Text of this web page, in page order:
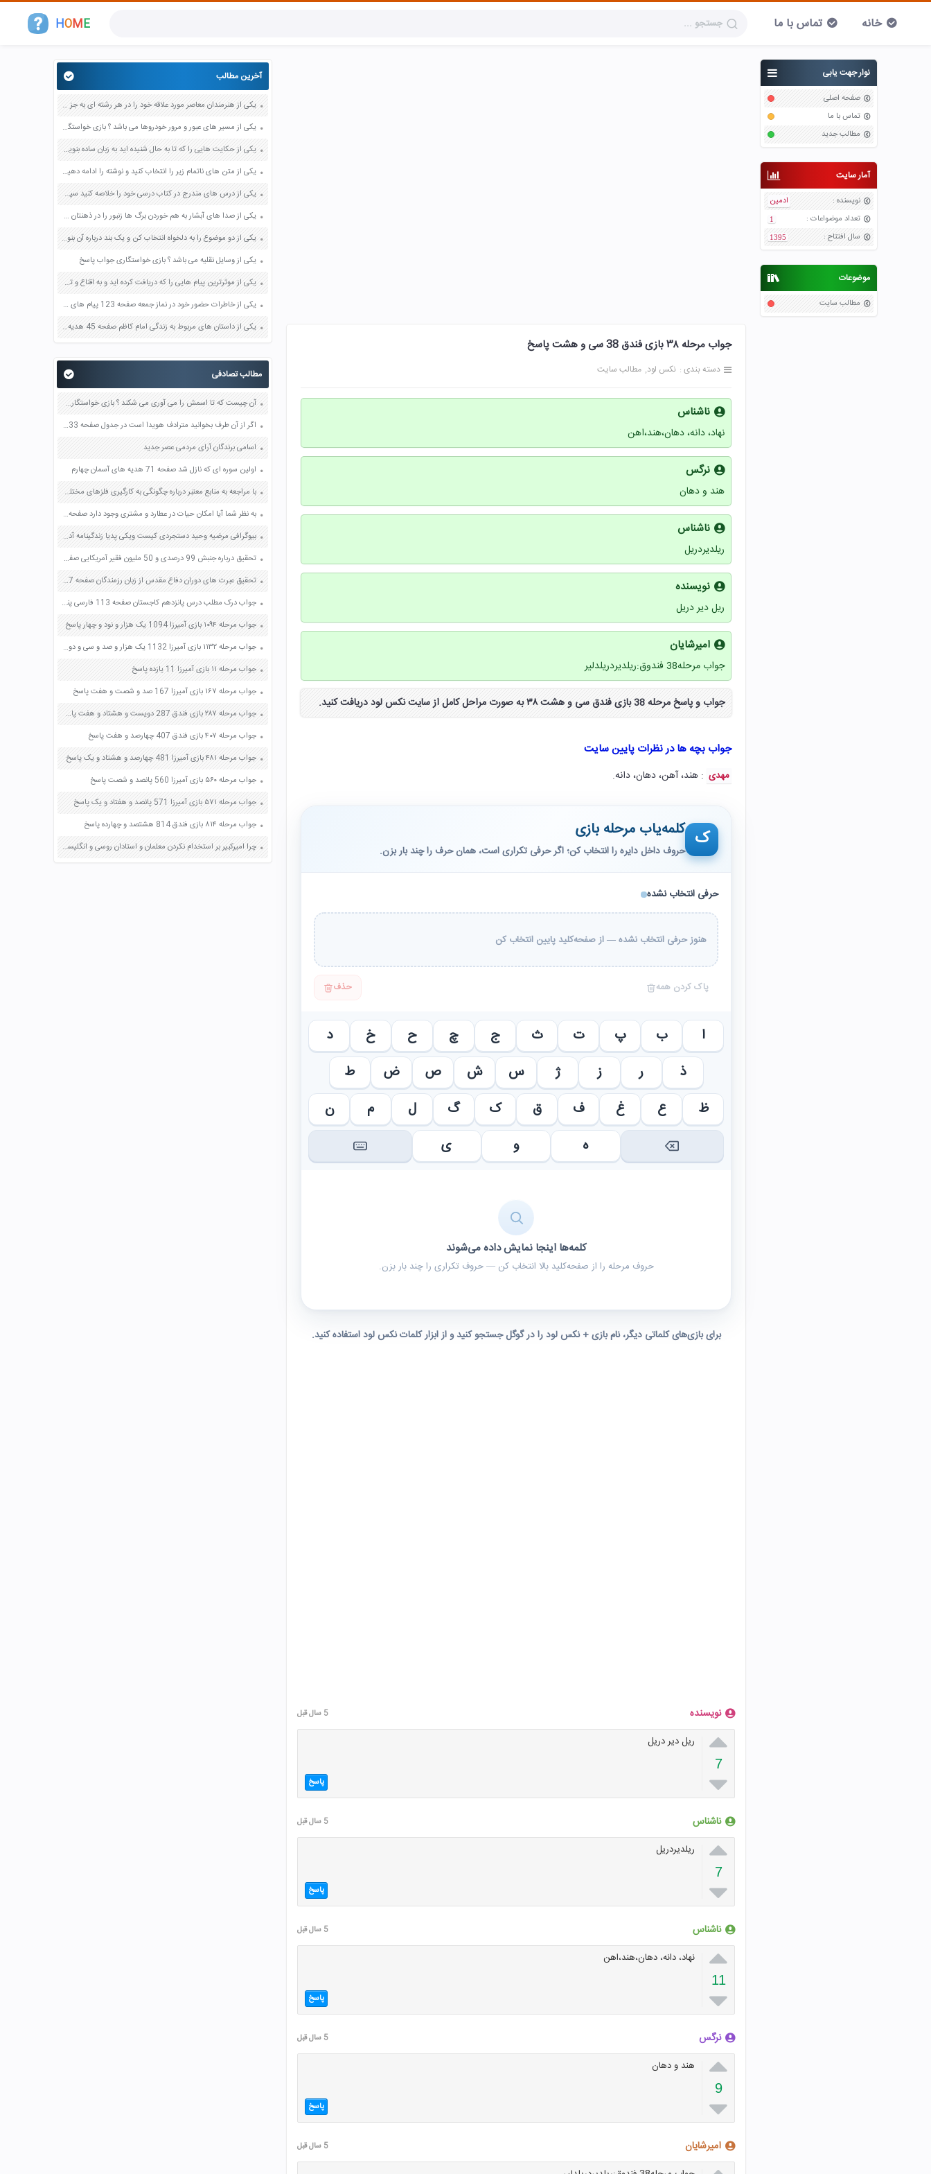
HOME خانه تماس با ما
نوار جهت یابی
صفحه اصلی
تماس با ما
مطالب جدید
آمار سایت
نویسنده :
ادمین
تعداد موضواعات :
1
سال افتتاح :
1395
موضوعات
مطالب سایت
جواب مرحله ۳۸ بازی فندق 38 سی و هشت پاسخ
دسته بندی : نکس لود مطالب سایت
ناشناس
نهاد، دانه، دهان،هند،اهن
نرگس
هند و دهان
ناشناس
ریلدیردریل
نویسنده
ریل دیر دریل
امیرشایان
جواب مرحله38 فندوق:ریلدیردریلدلیر
جواب و پاسخ مرحله 38 بازی فندق سی و هشت ۳۸ به صورت مراحل کامل از سایت نکس لود دریافت کنید.
جواب بچه ها در نظرات پایین سایت
مهدی : هند، آهن، دهان، دانه.
ک کلمه‌یاب مرحله بازی
حروف داخل دایره را انتخاب کن؛ اگر حرفی تکراری است، همان حرف را چند بار بزن.
حرفی انتخاب نشده
هنوز حرفی انتخاب نشده — از صفحه‌کلید پایین انتخاب کن
پاک کردن همه حذف
ا ب پ ت ث ج چ ح خ
د
ذ
ر ز ژ س ش ص ض
ط
ظ
ع غ ف ق ک گ ل م
ن
ه
و ی
کلمه‌ها اینجا نمایش داده می‌شوند
حروف مرحله را از صفحه‌کلید بالا انتخاب کن — حروف تکراری را چند بار بزن.
برای بازی‌های کلماتی دیگر، نام بازی + نکس لود را در گوگل جستجو کنید و از ابزار کلمات نکس لود استفاده کنید.
نویسنده 5 سال قبل

7

ریل دیر دریل
پاسخ
ناشناس 5 سال قبل

7

ریلدیردریل
پاسخ
ناشناس 5 سال قبل

11

نهاد، دانه، دهان،هند،اهن
پاسخ
نرگس 5 سال قبل

9

هند و دهان
پاسخ
امیرشایان 5 سال قبل
آخرین مطالب
یکی از هنرمندان معاصر مورد علاقه خود را در هر رشته ای به جز عکاسی صفحه 69 فرهنگ و هنر نهم
یکی از مسیر های عبور و مرور خودروها می باشد ؟ بازی خواستگاری جواب پاسخ
یکی از حکایت هایی را که تا به حال شنیده اید به زبان ساده بنویسید صفحه 97 نگارش ششم دبستان
یکی از متن های ناتمام زیر را انتخاب کنید و نوشته را ادامه دهید صفحه 73 و 74 کتاب نگارش فارسی پنجم دبستان
یکی از درس های مندرج در کتاب درسی خود را خلاصه کنید سپس متن خلاصه شده را با بهره گیری از روش های دسته بندی نمودار جدول نقشه مفهومی نشان دهید صفحه 118 نگارش یازدهم
یکی از صدا های آبشار به هم خوردن برگ ها زنبور را در ذهنتان مجسم کنید و درباره آن یک بند بنویسید صفحه 11 نگارش پنجم
یکی از دو موضوع را به دلخواه انتخاب کن و یک بند درباره آن بنویس صفحه 35 کتاب نگارش فارسی سوم
یکی از وسایل نقلیه می باشد ؟ بازی خواستگاری جواب پاسخ
یکی از موثرترین پیام هایی را که دریافت کرده اید و به اقناع و تغییری جدی در شما منجر شده است برسی کنید و علت این تاثیر گذاری قابل توجه را بنویسید صفحه 52 تفکر و سواد رسانه ای دهم
یکی از خاطرات حضور خود در نماز جمعه صفحه 123 پیام های آسمان هفتم
یکی از داستان های مربوط به زندگی امام کاظم صفحه 45 هدیه های آسمان چهارم
مطالب تصادفی
آن چیست که تا اسمش را می آوری می شکند ؟ بازی خواستگاری جواب پاسخ
اگر از آن طرف بخوانید مترادف هویدا است در جدول صفحه 133 و 134 فارسی نهم
اسامی برندگان آرای مردمی عصر جدید
اولین سوره ای که نازل شد صفحه 71 هدیه های آسمان چهارم
با مراجعه به منابع معتبر درباره چگونگی به کارگیری فلزهای مختلف از زمان کشف تا کنون اطلاعاتی جمع آوری کنید و به کلاس گزارش دهید صفحه 2 علوم نهم
به نظر شما آیا امکان حیات در عطارد و مشتری وجود دارد صفحه 109 علوم نهم
بیوگرافی مرضیه وحید دستجردی کیست ویکی پدیا زندگینامه آدرس اینستاگرام
تحقیق درباره جنبش 99 درصدی و 50 ملیون فقیر آمریکایی صفحه 166 مطالعات اجتماعی هشتم
تحقیق عبرت های دوران دفاع مقدس از زبان رزمندگان صفحه 37 آمادگی دفاعی دهم
جواب درک مطلب درس پانزدهم کاجستان صفحه 113 فارسی پنجم
جواب مرحله ۱۰۹۴ بازی آمیرزا 1094 یک هزار و نود و چهار پاسخ
جواب مرحله ۱۱۳۲ بازی آمیرزا 1132 یک هزار و صد و سی و دو پاسخ
جواب مرحله ۱۱ بازی آمیرزا 11 یازده پاسخ
جواب مرحله ۱۶۷ بازی آمیرزا 167 صد و شصت و هفت پاسخ
جواب مرحله ۲۸۷ بازی فندق 287 دویست و هشتاد و هفت پاسخ
جواب مرحله ۴۰۷ بازی فندق 407 چهارصد و هفت پاسخ
جواب مرحله ۴۸۱ بازی آمیرزا 481 چهارصد و هشتاد و یک پاسخ
جواب مرحله ۵۶۰ بازی آمیرزا 560 پانصد و شصت پاسخ
جواب مرحله ۵۷۱ بازی آمیرزا 571 پانصد و هفتاد و یک پاسخ
جواب مرحله ۸۱۴ بازی فندق 814 هشتصد و چهارده پاسخ
چرا امیرکبیر بر استخدام نکردن معلمان و استادان روسی و انگلیسی در مدرسه دارالفنون اصرار می کرد؟ صفحه 81 مطالعات اجتماعی نهم